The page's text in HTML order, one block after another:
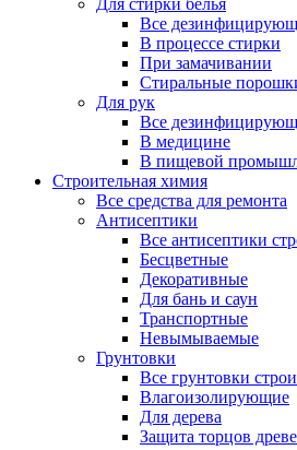
Для стирки белья
Все
В процессе стирки
При замачивании
Стиральные
Для рук
Все
В медицине
В пищевой
Строительная химия
Все средства для ремонта
Антисептики
Все антисептики
Бесцветные
Декоративные
Для бань и саун
Транспортные
Невымываемые
Грунтовки
Все грунтовки
Влагоизолирующие
Для дерева
Защита торцов